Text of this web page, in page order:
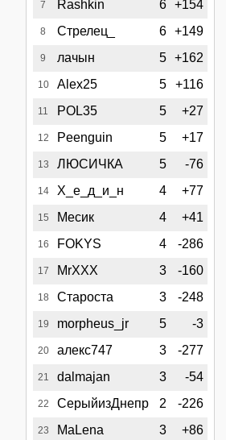
7 Rashkin 6 +154
8 Стрелец_ 6 +149
9 лачын 5 +162
10 Alex25 5 +116
11 POL35 5 +27
12 Peenguin 5 +17
13 ЛЮСИЧКА 5 -76
14 Х_е_д_и_н 4 +77
15 Месик 4 +41
16 FOKYS 4 -286
17 MrXXX 3 -160
18 Староста 3 -248
19 morpheus_jr 5 -3
20 алекс747 3 -277
21 dalmajan 3 -54
22 СерыйизДнепр 2 -226
23 MaLena 3 +86